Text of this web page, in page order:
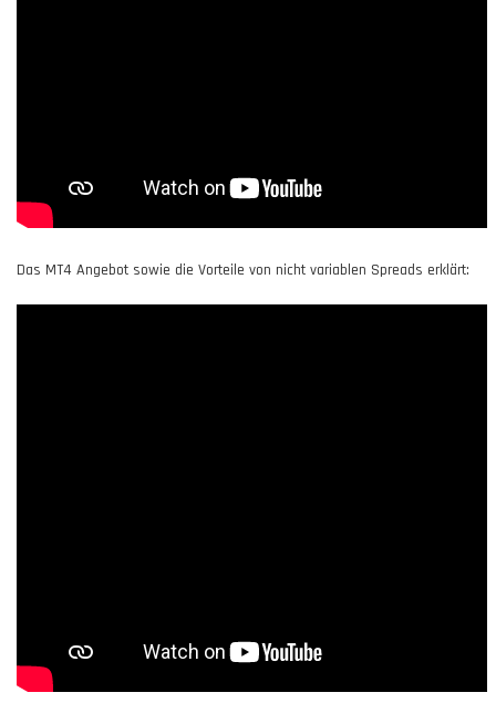
Das MT4 Angebot sowie die Vorteile von nicht variablen Spreads erklärt: